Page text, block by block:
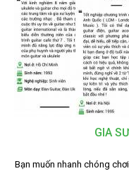
GIA
Bạn muốn nhanh chóng